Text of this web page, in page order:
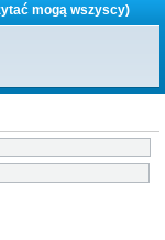
mogą wszyscy)